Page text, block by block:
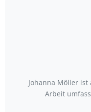
Johanna Möller
Arbeit